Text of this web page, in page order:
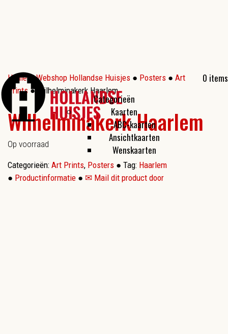
0 items
Categorieën
Kaarten
ABC-kaarten
Ansichtkaarten
Wenskaarten
Home●Webshop Hollandse Huisjes ● Posters ● Art
Prints ● Wilhelminakerk Haarlem
Wilhelminakerk Haarlem
Op voorraad
Categorieën: Art Prints, Posters ● Tag: Haarlem
● Productinformatie ● ✉ Mail dit product door